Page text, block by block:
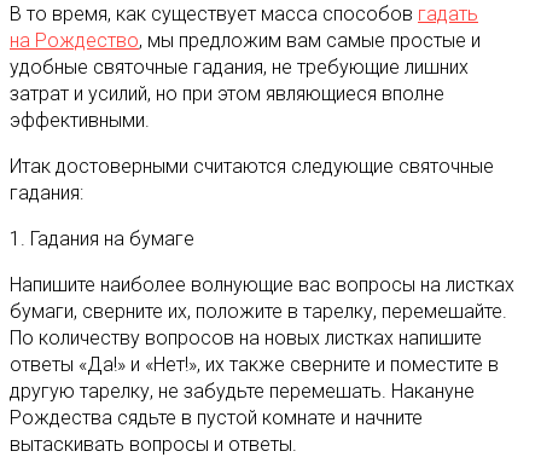
В то время, как существует масса способов гадать
на Рождество, мы предложим вам самые простые и
удобные святочные гадания, не требующие лишних
затрат и усилий, но при этом являющиеся вполне
эффективными.
Итак достоверными считаются следующие святочные
гадания:
1. Гадания на бумаге
Напишите наиболее волнующие вас вопросы на листках
бумаги, сверните их, положите в тарелку, перемешайте.
По количеству вопросов на новых листках напишите
ответы «Да!» и «Нет!», их также сверните и поместите в
другую тарелку, не забудьте перемешать. Накануне
Рождества сядьте в пустой комнате и начните
вытаскивать вопросы и ответы.